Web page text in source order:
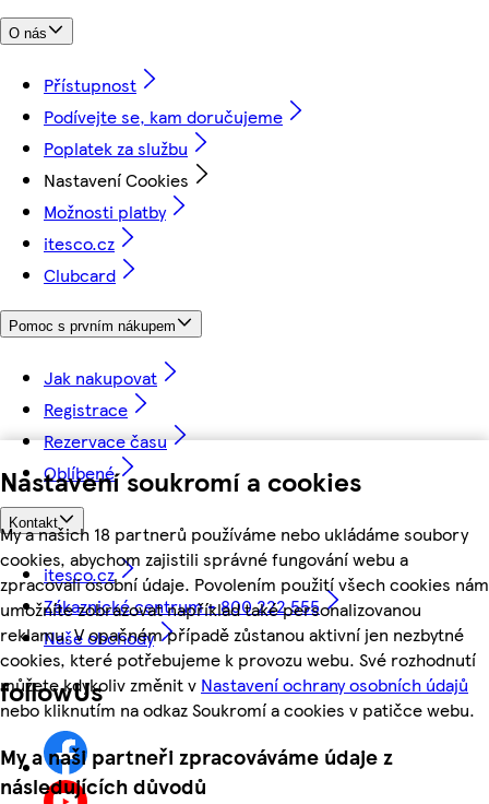
Nastavení soukromí a cookies
My a našich 18 partnerů používáme nebo ukládáme soubory
cookies, abychom zajistili správné fungování webu a
zpracovali osobní údaje. Povolením použití všech cookies nám
umožníte zobrazovat například také personalizovanou
reklamu. V opačném případě zůstanou aktivní jen nezbytné
cookies, které potřebujeme k provozu webu. Své rozhodnutí
můžete kdykoliv změnit v Nastavení ochrany osobních údajů
nebo kliknutím na odkaz Soukromí a cookies v patičce webu.
My a naši partneři zpracováváme údaje z
následujících důvodů
O nás
Přístupnost
Podívejte se, kam doručujeme
Poplatek za službu
Nastavení Cookies
Možnosti platby
itesco.cz
Clubcard
Pomoc s prvním nákupem
Jak nakupovat
Registrace
Rezervace času
Oblíbené
Kontakt
itesco.cz
Zákaznické centrum - 800 222 555
Naše obchody
followUs